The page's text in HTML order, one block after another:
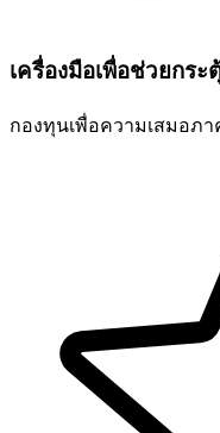
เครื่องมือเพื่อช่วยกร
กองทุนเพื่อความเสมอภ